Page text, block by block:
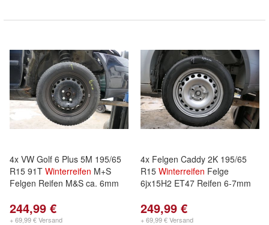
4x VW Golf 6 Plus 5M 195/65
R15 91T Winterreifen M+S
Felgen Reifen M&S ca. 6mm
244,99 €
+ 69,99 € Versand
4x Felgen Caddy 2K 195/65
R15 Winterreifen Felge
6jx15H2 ET47 Reifen 6-7mm
249,99 €
+ 69,99 € Versand